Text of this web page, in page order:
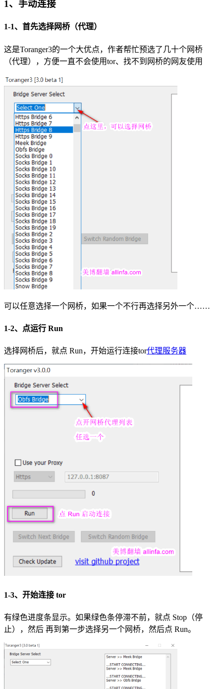
1、手动连接
1-1、首先选择网桥（代理）
这是Toranger3的一个大优点，作者帮忙预选了几十个网桥
（代理），方便一直不会使用tor、找不到网桥的网友使用
可以任意选择一个网桥，如果一个不行再选择另外一个……
1-2、点运行 Run
选择网桥后，就点 Run，开始运行连接tor代理服务器
1-3、开始连接 tor
有绿色进度条显示。如果绿色条停滞不前，就点 Stop（停
止），然后 再到第一步选择另一个网桥，然后点 Run。